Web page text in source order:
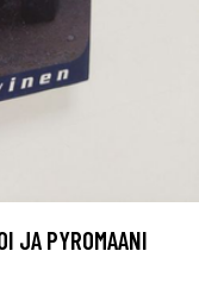
JA PYROMAANI